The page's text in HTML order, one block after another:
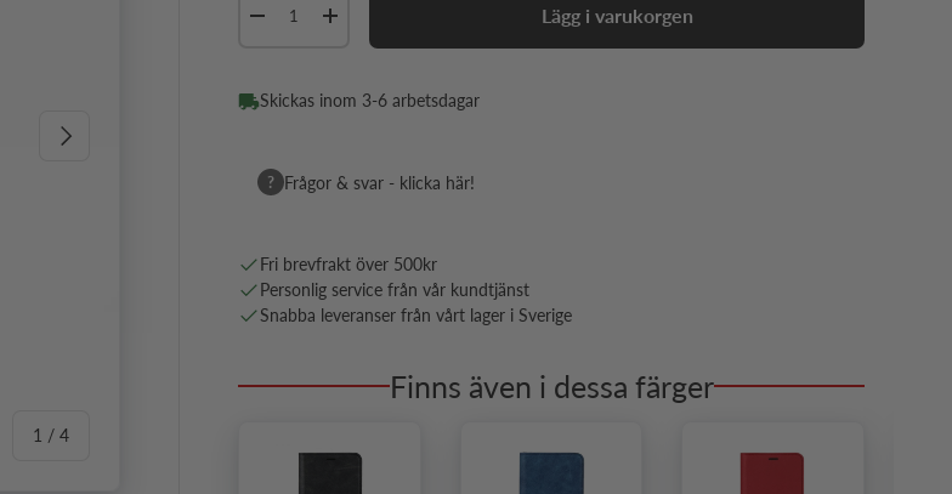
1 / av
4
Nästa
Minska antalÖka antal Lägg i varukorgen
Skickas inom 3-6 arbetsdagar
? Frågor & svar - klicka här!
Fri brevfrakt över 500kr
Personlig service från vår kundtjänst
Snabba leveranser från vårt lager i Sverige
Finns även i dessa färger